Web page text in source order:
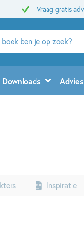
Vraag gratis
Downloads
Inspiratie